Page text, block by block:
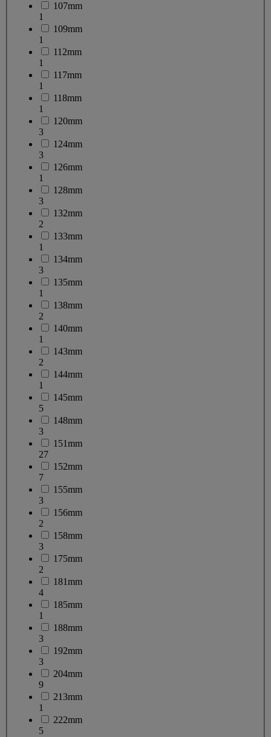
107mm
1
109mm
1
112mm
1
117mm
1
118mm
1
120mm
3
124mm
3
126mm
1
128mm
3
132mm
2
133mm
1
134mm
3
135mm
1
138mm
2
140mm
1
143mm
2
144mm
1
145mm
5
148mm
3
151mm
27
152mm
7
155mm
3
156mm
2
158mm
3
175mm
2
181mm
4
185mm
1
188mm
3
192mm
3
204mm
9
213mm
1
222mm
5